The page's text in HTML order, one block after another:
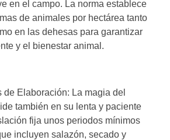
en el campo. La norma establece
de animales por hectárea tanto
en las dehesas para garantizar
y el bienestar animal.
de Elaboración: La magia del
también en su lenta y paciente
fija unos periodos mínimos
incluyen salazón, secado y